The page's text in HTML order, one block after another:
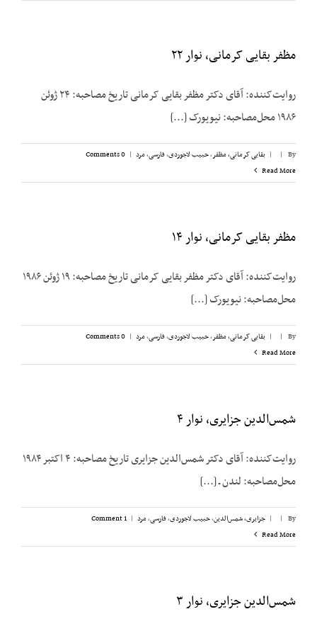
مظفر بقایی کرمانی، نوار ۲۲
روایت‌کننده: آقای دکتر مظفر بقایی کرمانی تاریخ مصاحبه: ۲۴ ژوئن
۱۹۸۶ محل‌مصاحبه: نیویورک [...]
By
|
| بقایی کرمانی، مظفر,حبیب لاجوردی,فارسی,مرد |
0 Comments
Read More
مظفر بقایی کرمانی، نوار ۱۴
روایت‌کننده: آقای دکتر مظفر بقایی کرمانی تاریخ مصاحبه: ۱۹ ژوئن ۱۹۸۶
محل‌مصاحبه: نیویورک [...]
By
|
| بقایی کرمانی، مظفر,حبیب لاجوردی,فارسی,مرد |
0 Comments
Read More
شمس‌الدین جزایری، نوار ۴
روایت‌کننده: آقای دکتر شمس‌الدین جزایری تاریخ مصاحبه: ۴ اکتبر ۱۹۸۴
محل‌مصاحبه: لندن ـ [...]
By
|
| جزایری، شمس‌الدین,حبیب لاجوردی,فارسی,مرد |
1 Comment
Read More
شمس‌الدین جزایری، نوار ۳